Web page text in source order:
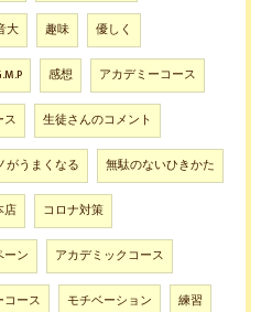
大 趣味 優しく
感想 アカデミーコース
ス 生徒さんのコメント
がうまくなる 無駄のないひきかた
店 コロナ対策
ーン アカデミックコース
コース モチベーション 練習